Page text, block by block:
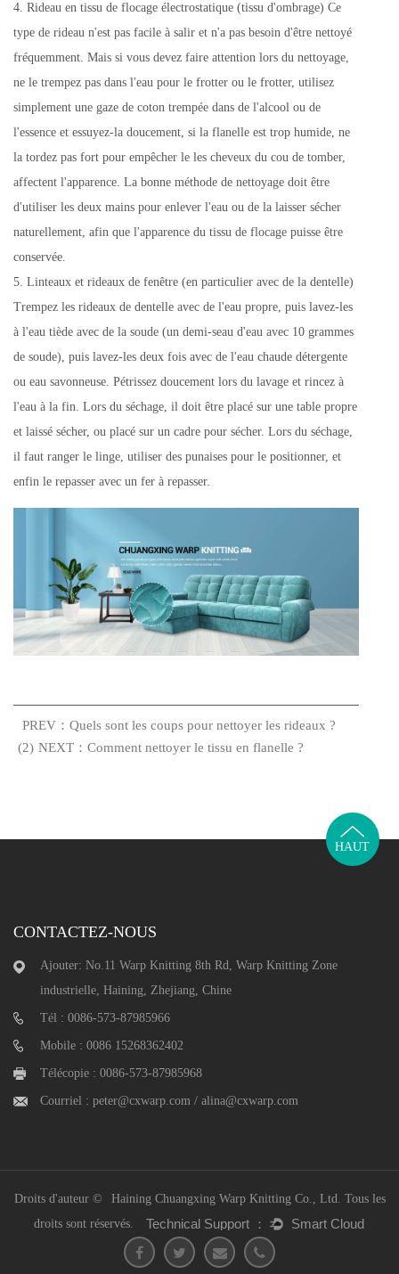
4. Rideau en tissu de flocage électrostatique (tissu d'ombrage) Ce
type de rideau n'est pas facile à salir et n'a pas besoin d'être nettoyé
fréquemment. Mais si vous devez faire attention lors du nettoyage,
ne le trempez pas dans l'eau pour le frotter ou le frotter, utilisez
simplement une gaze de coton trempée dans de l'alcool ou de
l'essence et essuyez-la doucement, si la flanelle est trop humide, ne
la tordez pas fort pour empêcher le les cheveux du cou de tomber,
affectent l'apparence. La bonne méthode de nettoyage doit être
d'utiliser les deux mains pour enlever l'eau ou de la laisser sécher
naturellement, afin que l'apparence du tissu de flocage puisse être
conservée.
5. Linteaux et rideaux de fenêtre (en particulier avec de la dentelle)
Trempez les rideaux de dentelle avec de l'eau propre, puis lavez-les
à l'eau tiède avec de la soude (un demi-seau d'eau avec 10 grammes
de soude), puis lavez-les deux fois avec de l'eau chaude détergente
ou eau savonneuse. Pétrissez doucement lors du lavage et rincez à
l'eau à la fin. Lors du séchage, il doit être placé sur une table propre
et laissé sécher, ou placé sur un cadre pour sécher. Lors du séchage,
il faut ranger le linge, utiliser des punaises pour le positionner, et
enfin le repasser avec un fer à repasser.
PREV：Quels sont les coups pour nettoyer les rideaux ?
(2) NEXT：Comment nettoyer le tissu en flanelle ?
CONTACTEZ-NOUS
Ajouter: No.11 Warp Knitting 8th Rd, Warp Knitting Zone
industrielle, Haining, Zhejiang, Chine
Tél : 0086-573-87985966
Mobile : 0086 15268362402
Télécopie : 0086-573-87985968
Courriel : peter@cxwarp.com / alina@cxwarp.com
HAUT
Droits d'auteur © Haining Chuangxing Warp Knitting Co., Ltd. Tous les
droits sont réservés.